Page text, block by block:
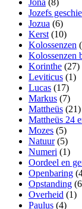
Jona (8)
Jozefs
Jozua (6)
Kerst (10)
Kolossenzen
Kolossenzen
Korinthe (27)
Leviticus (1)
Lucas (17)
Markus (7)
Mattheüs (21)
Mattheüs 24
Mozes (5)
Natuur(5)
Numeri (1)
Oordeel en
Openbaring
Opstanding
Overheid (1)
Paulus (4)